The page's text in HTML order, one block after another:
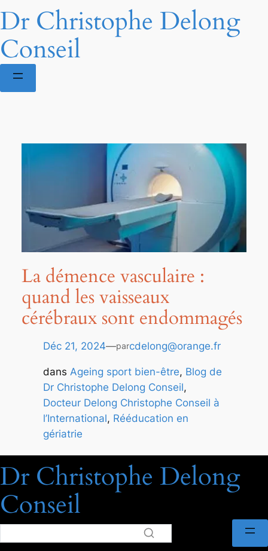
Dr Christophe Delong
Conseil
La démence vasculaire :
quand les vaisseaux
cérébraux sont endommagés
Déc 21, 2024—parcdelong@orange.fr
dans Ageing sport bien-être, Blog de
Dr Christophe Delong Conseil
Docteur Delong Christophe Conseil à
l’International, Rééducation en
gériatrie
Dr Christophe Delong
Conseil